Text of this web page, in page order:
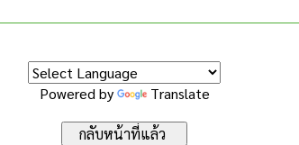
Powered by Translate